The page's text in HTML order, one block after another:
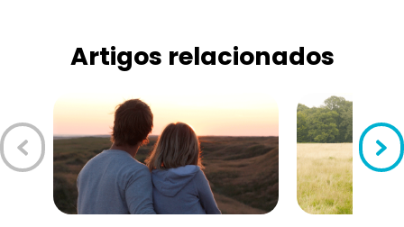
Artigos relacionados